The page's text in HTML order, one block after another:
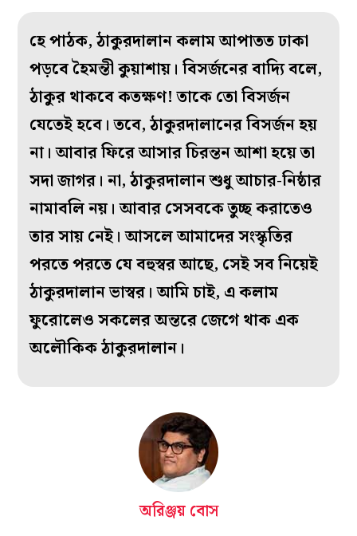
হে পাঠক, ঠাকুরদালান কলাম আপাতত ঢাকা
পড়বে হৈমন্তী কুয়াশায়। বিসর্জনের বাদ্যি বলে,
ঠাকুর থাকবে কতক্ষণ! তাকে তো বিসর্জন
যেতেই হবে। তবে, ঠাকুরদালানের বিসর্জন হয়
না। আবার ফিরে আসার চিরন্তন আশা হয়ে তা
সদা জাগর। না, ঠাকুরদালান শুধু আচার-নিষ্ঠার
নামাবলি নয়। আবার সেসবকে তুচ্ছ করাতেও
তার সায় নেই। আসলে আমাদের সংস্কৃতির
পরতে পরতে যে বহুস্বর আছে, সেই সব নিয়েই
ঠাকুরদালান ভাস্বর। আমি চাই, এ কলাম
ফুরোলেও সকলের অন্তরে জেগে থাক এক
অলৌকিক ঠাকুরদালান।
অরিঞ্জয় বোস